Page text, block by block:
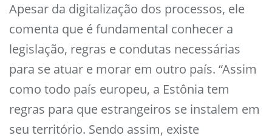
Apesar da digitalização dos processos, ele
comenta que é fundamental conhecer a
legislação, regras e condutas necessárias
para se atuar e morar em outro país. “Assim
como todo país europeu, a Estônia tem
regras para que estrangeiros se instalem em
seu território. Sendo assim, existe